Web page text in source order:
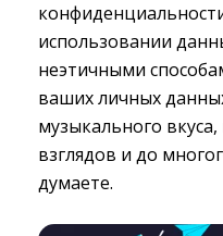
использовании
неэтичными
ваших личных
музыкального
взглядов и до
думаете.